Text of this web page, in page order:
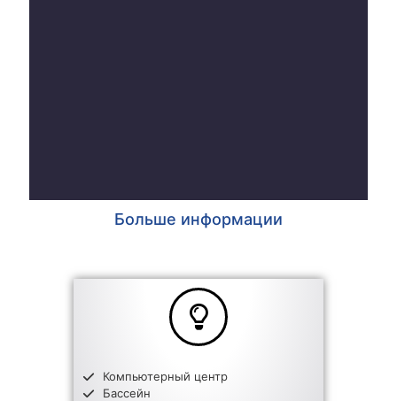
Больше информации
Компьютерный центр
Бассейн